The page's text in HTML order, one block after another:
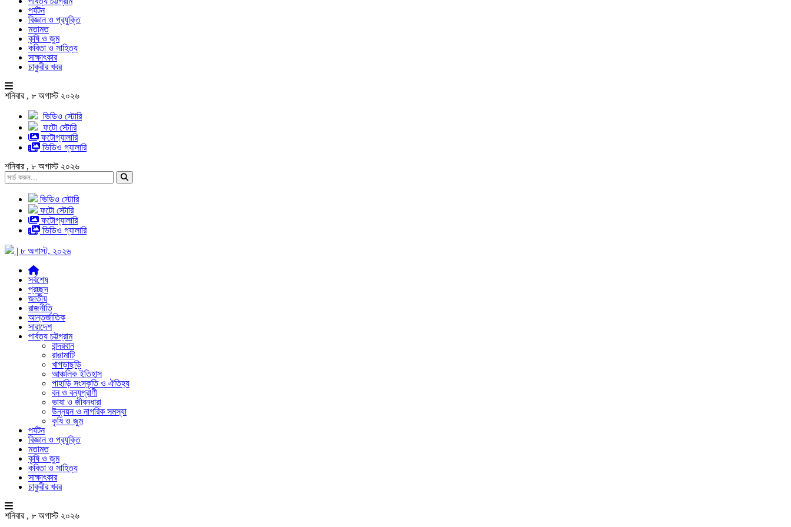
পর্যটন
বিজ্ঞান ও প্রযুক্তি
মতামত
কৃষি ও জুম
কবিতা ও সাহিত্য
সাক্ষাৎকার
চাকুরীর খবর
শনিবার , ৮ অগাস্ট ২০২৬
ভিডিও স্টোরি
ফটো স্টোরি
ফটোগ্যালারি
ভিডিও গ্যালারি
শনিবার , ৮ অগাস্ট ২০২৬
ভিডিও স্টোরি
ফটো স্টোরি
ফটোগ্যালারি
ভিডিও গ্যালারি
| ৮ অগাস্ট, ২০২৬
সর্বশেষ
প্রচ্ছদ
জাতীয়
রাজনীতি
আন্তর্জাতিক
সারাদেশ
পার্বত্য চট্টগ্রাম
বান্দরবান
রাঙামাটি
খাগড়াছড়ি
আঞ্চলিক ইতিহাস
পাহাড়ি সংস্কৃতি ও ঐতিহ্য
বন ও বন্যপ্রাণী
ভাষা ও জীবনধারা
উন্নয়ন ও নাগরিক সমস্যা
কৃষি ও জুম
পর্যটন
বিজ্ঞান ও প্রযুক্তি
মতামত
কৃষি ও জুম
কবিতা ও সাহিত্য
সাক্ষাৎকার
চাকুরীর খবর
শনিবার , ৮ অগাস্ট ২০২৬